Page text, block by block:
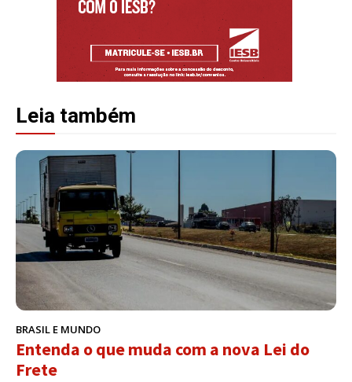
Leia também
BRASIL E MUNDO
Entenda o que muda com a nova Lei do
Frete